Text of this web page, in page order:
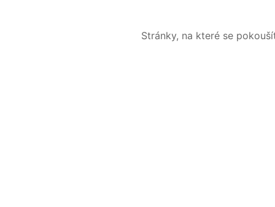
Stránky, na které se